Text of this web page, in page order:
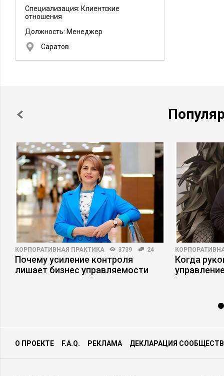
Специализация: Клиентские
отношения
Должность: Менеджер
Саратов
КОРПОРАТИВНАЯ ПРАКТИКА 3739 24
Почему усиление контроля
лишает бизнес управляемости
Когда
О ПРОЕКТЕ F.A.Q. РЕКЛАМА ДЕКЛАРАЦИЯ